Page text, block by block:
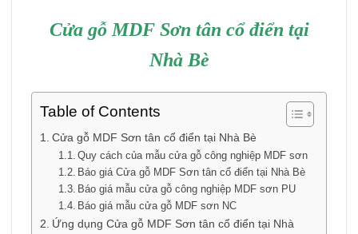
Cửa gỗ MDF Sơn tân cổ điển tại
Nhà Bè
Table of Contents
Cửa gỗ MDF Sơn tân cổ điển tại Nhà Bè
Quy cách của mẫu cửa gỗ công nghiệp MDF sơn
Báo giá Cửa gỗ MDF Sơn tân cổ điển tại Nhà Bè
Báo giá mẫu cửa gỗ công nghiệp MDF sơn PU
Báo giá mẫu cửa gỗ MDF sơn NC
Ứng dụng Cửa gỗ MDF Sơn tân cổ điển tại Nhà